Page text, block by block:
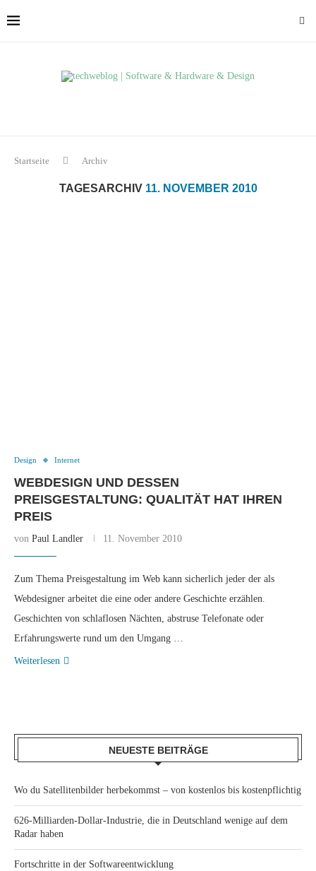
Startseite Archiv
TAGESARCHIV 11. NOVEMBER 2010
Design Internet
WEBDESIGN UND DESSEN
PREISGESTALTUNG: QUALITÄT HAT IHREN
PREIS
von Paul Landler 11. November 2010
Zum Thema Preisgestaltung im Web kann sicherlich jeder der als
Webdesigner arbeitet die eine oder andere Geschichte erzählen.
Geschichten von schlaflosen Nächten, abstruse Telefonate oder
Erfahrungswerte rund um den Umgang …
Weiterlesen
NEUESTE BEITRÄGE
Wo du Satellitenbilder herbekommst – von kostenlos bis kostenpflichtig
626-Milliarden-Dollar-Industrie, die in Deutschland wenige auf dem
Radar haben
Fortschritte in der Softwareentwicklung